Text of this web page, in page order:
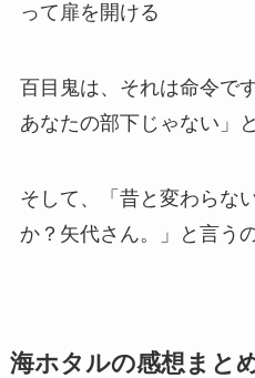
って扉を開ける
百目鬼は、それは命令で
あなたの部下じゃない」
そして、「昔と変わらな
か？矢代さん。」と言う
海ホタルの感想まと